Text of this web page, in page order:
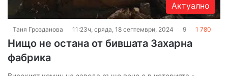
Актуално
Таня Грозданова 11:23ч, сряда, 18 септември, 2024 9 1 780
Нищо не остана от бившата Захарна
фабрика